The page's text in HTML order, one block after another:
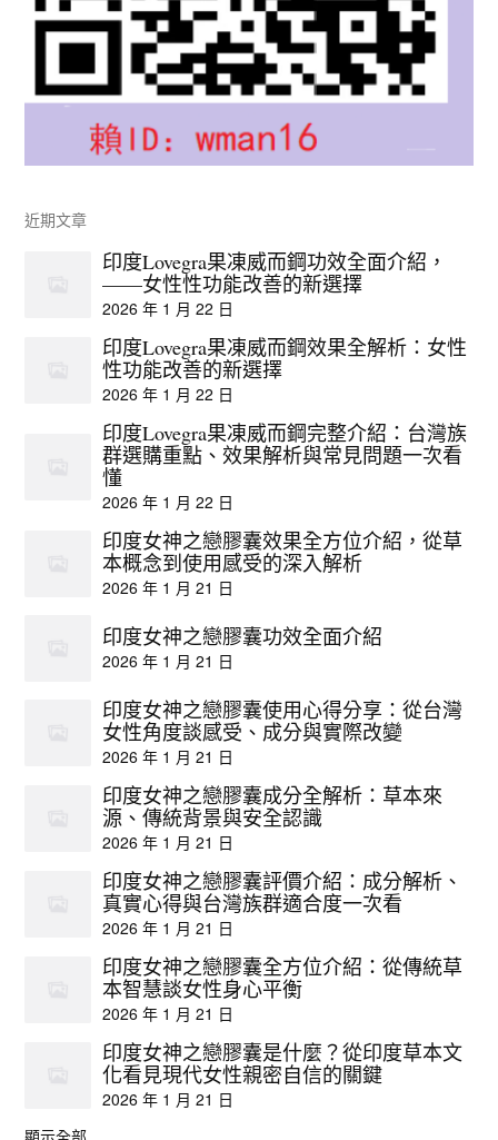
近期文章
印度Lovegra果凍威而鋼功效全面介紹，
——女性性功能改善的新選擇
2026 年 1 月 22 日
印度Lovegra果凍威而鋼效果全解析：女性
性功能改善的新選擇
2026 年 1 月 22 日
印度Lovegra果凍威而鋼完整介紹：台灣族
群選購重點、效果解析與常見問題一次看
懂
2026 年 1 月 22 日
印度女神之戀膠囊效果全方位介紹，從草
本概念到使用感受的深入解析
2026 年 1 月 21 日
印度女神之戀膠囊功效全面介紹
2026 年 1 月 21 日
印度女神之戀膠囊使用心得分享：從台灣
女性角度談感受、成分與實際改變
2026 年 1 月 21 日
印度女神之戀膠囊成分全解析：草本來
源、傳統背景與安全認識
2026 年 1 月 21 日
印度女神之戀膠囊評價介紹：成分解析、
真實心得與台灣族群適合度一次看
2026 年 1 月 21 日
印度女神之戀膠囊全方位介紹：從傳統草
本智慧談女性身心平衡
2026 年 1 月 21 日
印度女神之戀膠囊是什麼？從印度草本文
化看見現代女性親密自信的關鍵
2026 年 1 月 21 日
顯示全部